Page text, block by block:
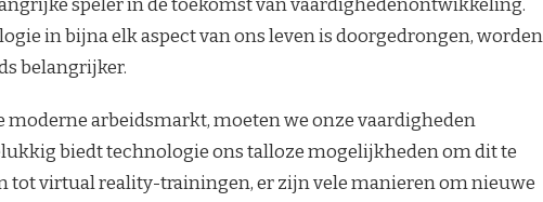
speler in de toekomst van vaardighedenontwikkeling.
in bijna elk aspect van ons leven is doorgedrongen, worden
belangrijker.
moderne arbeidsmarkt, moeten we onze vaardigheden
biedt technologie ons talloze mogelijkheden om dit te
tot virtual reality-trainingen, er zijn vele manieren om nieuwe